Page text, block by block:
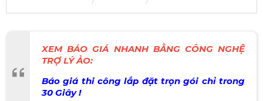
XEM BÁO GIÁ NHANH BẰNG CÔNG NGHỆ
TRỢ LÝ ẢO:
Báo giá thi công lắp đặt trọn gói chỉ trong
30 Giây !